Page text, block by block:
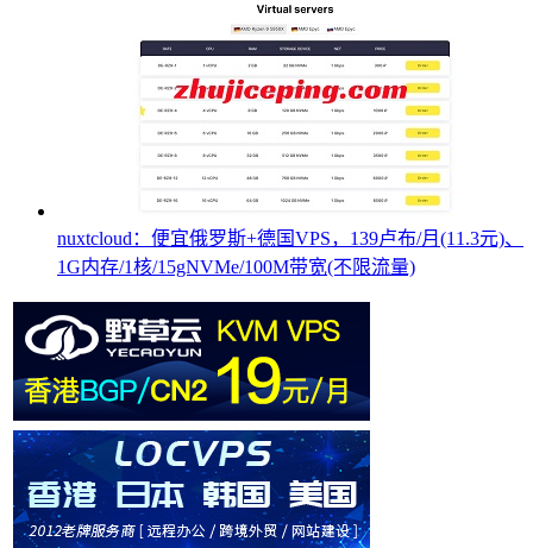
nuxtcloud：便宜俄罗斯+德国VPS，139卢布/月(11.3元)、
1G内存/1核/15gNVMe/100M带宽(不限流量)